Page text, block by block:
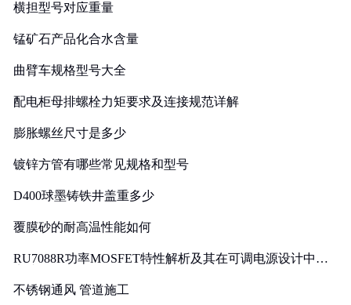
横担型号对应重量
锰矿石产品化合水含量
曲臂车规格型号大全
配电柜母排螺栓力矩要求及连接规范详解
膨胀螺丝尺寸是多少
镀锌方管有哪些常见规格和型号
D400球墨铸铁井盖重多少
覆膜砂的耐高温性能如何
RU7088R功率MOSFET特性解析及其在可调电源设计中的
不锈钢通风 管道施工